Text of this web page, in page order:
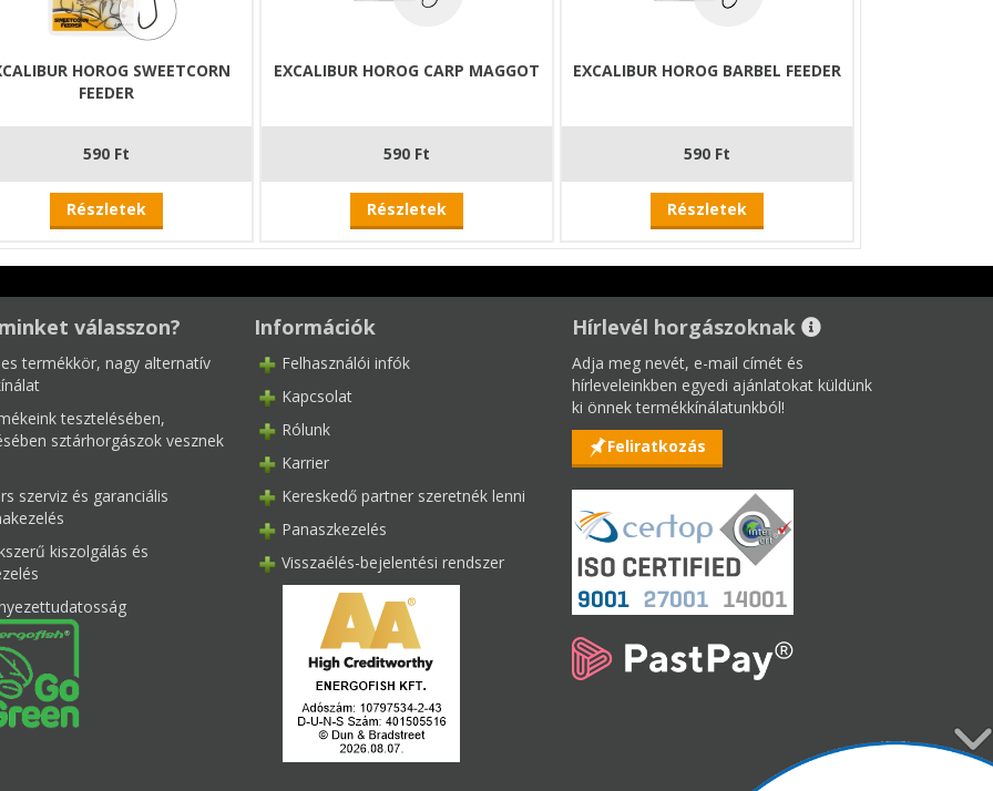
HOROG SWEETCORN
FEEDER
590 Ft
Részletek
EXCALIBUR HOROG CARP MAGGOT
590 Ft
Részletek
EXCALIBUR HOROG BARBEL FEEDER
590 Ft
Részletek
válasszon?
termékkör, nagy alternatív
tesztelésében,
sztárhorgászok vesznek
szerviz és garanciális
kiszolgálás és
Információk
Felhasználói infók
Kapcsolat
Rólunk
Karrier
Kereskedő partner szeretnék lenni
Panaszkezelés
Visszaélés-bejelentési rendszer
Hírlevél horgászoknak
Adja meg nevét, e-mail címét és
hírleveleinkben egyedi ajánlatokat küldünk
ki önnek termékkínálatunkból!
Feliratkozás